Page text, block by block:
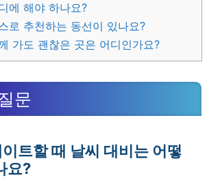
에 해야 하나요?
로 추천하는 동선이 있나요?
가도 괜찮은 곳은 어디인가요?
문
트할 때 날씨 대비는 어떻
요?